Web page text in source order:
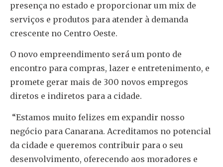
presença no estado e proporcionar um mix de
serviços e produtos para atender à demanda
crescente no Centro Oeste.
O novo empreendimento será um ponto de
encontro para compras, lazer e entretenimento, e
promete gerar mais de 300 novos empregos
diretos e indiretos para a cidade.
“Estamos muito felizes em expandir nosso
negócio para Canarana. Acreditamos no potencial
da cidade e queremos contribuir para o seu
desenvolvimento, oferecendo aos moradores e